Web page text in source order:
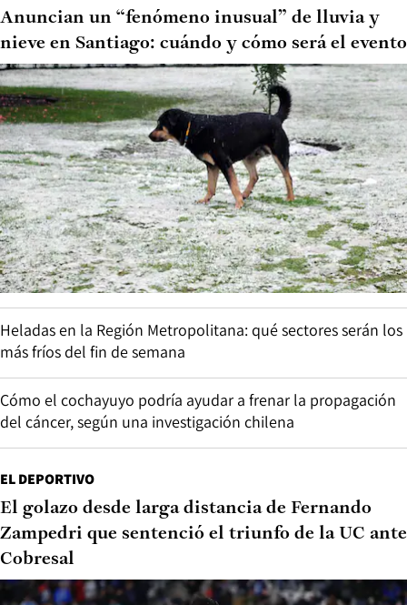
Anuncian un “fenómeno inusual” de lluvia y
nieve en Santiago: cuándo y cómo será el evento
Heladas en la Región Metropolitana: qué sectores serán los
más fríos del fin de semana
Cómo el cochayuyo podría ayudar a frenar la propagación
del cáncer, según una investigación chilena
EL DEPORTIVO
El golazo desde larga distancia de Fernando
Zampedri que sentenció el triunfo de la UC ante
Cobresal